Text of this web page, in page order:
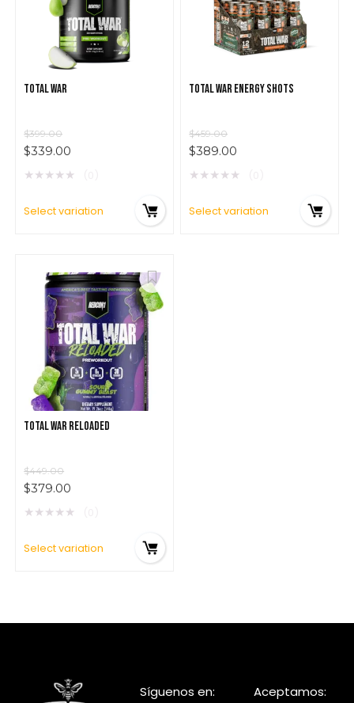
TOTAL WAR
$399.00
$339.00
★★★★★
Select variation
TOTAL WAR ENERGY SHOTS
$459.00
$389.00
★★★★★
Select variation
TOTAL WAR RELOADED
$449.00
$379.00
★★★★★
Select variation
Síguenos en: Aceptamos: